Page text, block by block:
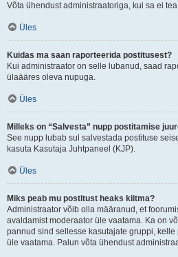
Võta ühendust administraatoriga, kui sa ei
Üles
Kuidas ma saan raporteerida postitusest?
Kui administraator on selle lubanud, saad
ülaääres oleva nupuga.
Üles
Milleks on “Salvesta” nupp postitamise
See nupp lubab sul salvestada postituse
kasuta Kasutaja Juhtpaneel (KJP).
Üles
Miks peab mu postitust heaks kiitma?
Administraator võib olla määranud, et
avaldamist moderaator üle vaatama. Ka on
pannud sind sellesse kasutajate gruppi,
üle vaatama. Palun võta ühendust